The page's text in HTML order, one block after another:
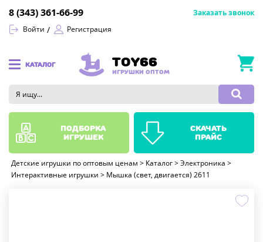
Войти Регистрация
8 (343) 361-66-99 Заказать звонок
КАТАЛОГ TOY66
ИГРУШКИ ОПТОМ
Детские игрушки по оптовым ценам > Каталог > Электроника >
Интерактивные игрушки > Мышка (свет, двигается) 2611
подборка
игрушек
скачать
прайс